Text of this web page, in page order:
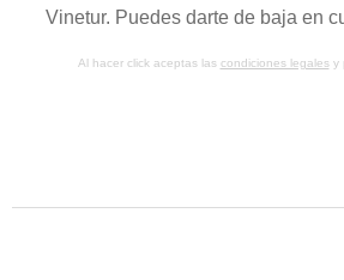
Vinetur. Puedes darte de baja en
Al hacer click aceptas las condiciones legalesy